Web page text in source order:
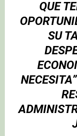
QUE
SU